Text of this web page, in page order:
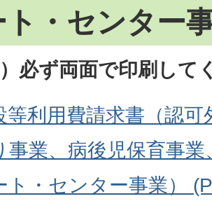
ト・センター
）必ず両面で印刷して
等利用費請求書（認可
事業、病後児保育事
ト・センター事業）